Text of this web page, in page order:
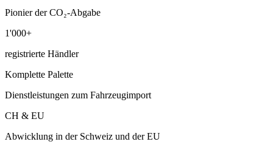
Pionier der CO₂-Abgabe
1'000+
registrierte Händler
Komplette Palette
Dienstleistungen zum Fahrzeugimport
CH & EU
Abwicklung in der Schweiz und der EU